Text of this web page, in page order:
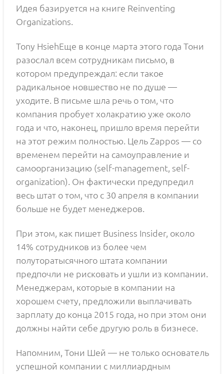
Идея базируется на книге Reinventing
Organizations.
Tony HsiehЕще в конце марта этого года Тони
разослал всем сотрудникам письмо, в
котором предупреждал: если такое
радикальное новшество не по душе —
уходите. В письме шла речь о том, что
компания пробует холакратию уже около
года и что, наконец, пришло время перейти
на этот режим полностью. Цель Zappos — со
временем перейти на самоуправление и
самоорганизацию (self-management, self-
organization). Он фактически предупредил
весь штат о том, что с 30 апреля в компании
больше не будет менеджеров.
При этом, как пишет Business Insider, около
14% сотрудников из более чем
полуторатысячного штата компании
предпочли не рисковать и ушли из компании.
Менеджерам, которые в компании на
хорошем счету, предложили выплачивать
зарплату до конца 2015 года, но при этом они
должны найти себе другую роль в бизнесе.
Напомним, Тони Шей — не только основатель
успешной компании с миллиардным